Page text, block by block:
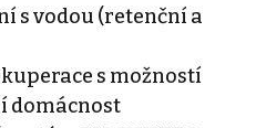
s vodou (retenční a
s možností
domácnost